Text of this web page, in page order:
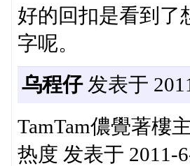
好的回扣是看到了
字呢。
乌程仔发表于
TamTam儂覺著樓
热度 发表于 2011-